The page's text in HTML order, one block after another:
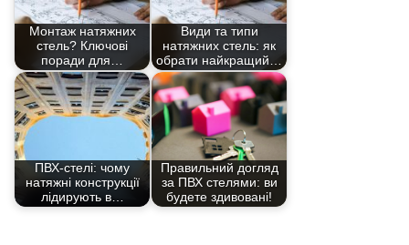
Монтаж натяжних
стель? Ключові
поради для…
Види та типи
натяжних стель: як
обрати найкращий…
ПВХ-стелі: чому
натяжні конструкції
лідирують в…
Правильний догляд
за ПВХ стелями: ви
будете здивовані!